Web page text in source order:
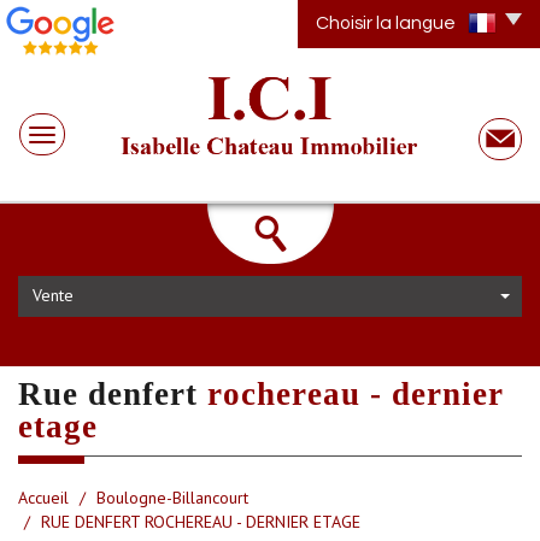
Choisir la langue
Vente
rue denfert rochereau - dernier
etage
Accueil
Boulogne-Billancourt
RUE DENFERT ROCHEREAU - DERNIER ETAGE